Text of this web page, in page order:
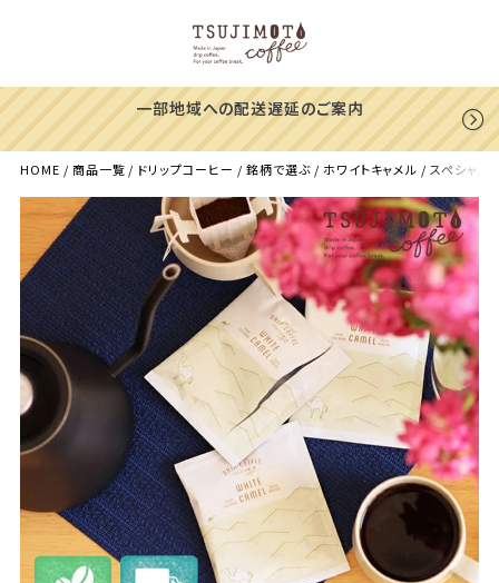
一部地域への配送遅延のご案内
HOME 商品一覧 ドリップコーヒー 銘柄で選ぶ ホワイトキャメル スペシャル